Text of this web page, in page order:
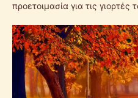
προετοιμασία για τις